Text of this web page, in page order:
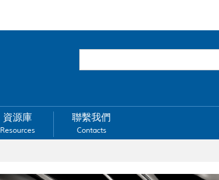
資源庫
Resources
聯繫我們
Contacts